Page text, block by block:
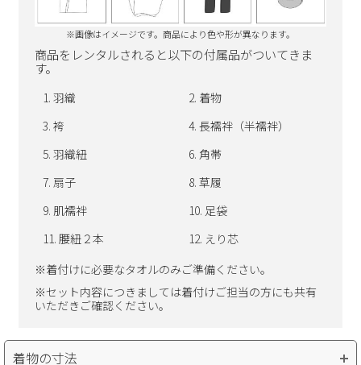
※画像はイメージです。商品により色や形が異なります。
商品をレンタルされると以下の付属品がついてきま
す。
羽織
着物
袴
長襦袢（半襦袢）
羽織紐
角帯
扇子
草履
肌襦袢
足袋
腰紐２本
えり芯
※着付けに必要なタオルのみご準備ください。
※セット内容につきましては着付けご担当の方にも共有
いただきご確認ください。
着物の寸法